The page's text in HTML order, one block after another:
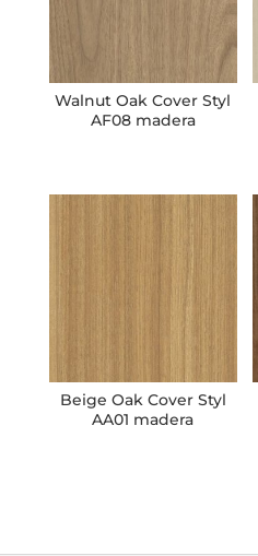
Walnut Oak Cover Styl
AF08 madera
Beige Oak Cover Styl
AA01 madera